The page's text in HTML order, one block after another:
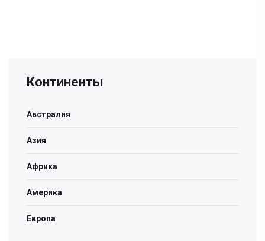
Континенты
Австралия
Азия
Африка
Америка
Европа